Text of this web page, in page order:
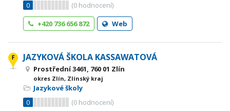
0
(0 hodnocení)
+420 736 656 872
Web
JAZYKOVÁ ŠKOLA KASSAWATOVÁ
Prostřední 3461, 760 01 Zlín
okres Zlín, Zlínský kraj
Jazykové školy
0
(0 hodnocení)